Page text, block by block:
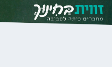
Skip to content